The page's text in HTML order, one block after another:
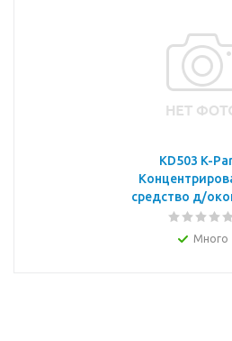
KD503 K-
средство д/
Много